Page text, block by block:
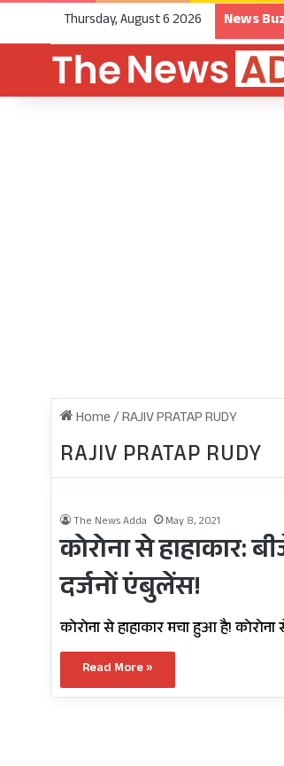
Thursday, August 6 2026 News
Home/RAJIV PRATAP RUDY
RAJIV PRATAP RUDY
The News Adda May 8, 2021
कोरोना से हाहाकार:
दर्जनों एंबुलेंस!
कोरोना से हाहाकार मचा हुआ है!
Read More »